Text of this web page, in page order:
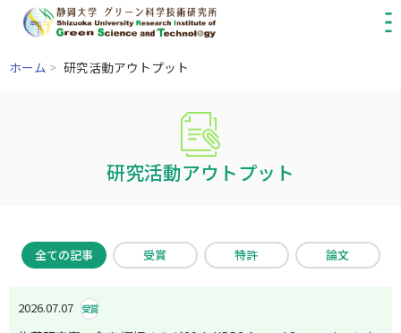
ホーム > 研究活動アウトプット
研究活動アウトプット
全ての記事 受賞 特許 論文
2026.07.07 受賞